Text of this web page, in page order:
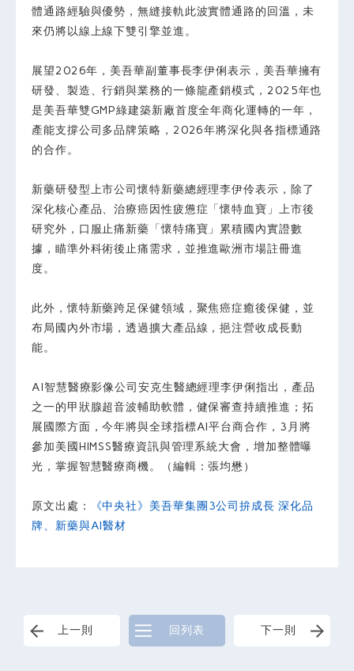
體通路經驗與優勢，無縫接軌此波實體通路的回溫，未
來仍將以線上線下雙引擎並進。
展望2026年，美吾華副董事長李伊俐表示，美吾華擁有
研發、製造、行銷與業務的一條龍產銷模式，2025年也
是美吾華雙GMP綠建築新廠首度全年商化運轉的一年，
產能支撐公司多品牌策略，2026年將深化與各指標通路
的合作。
新藥研發型上市公司懷特新藥總經理李伊伶表示，除了
深化核心產品、治療癌因性疲憊症「懷特血寶」上市後
研究外，口服止痛新藥「懷特痛寶」累積國內實證數
據，瞄準外科術後止痛需求，並推進歐洲市場註冊進
度。
此外，懷特新藥跨足保健領域，聚焦癌症癒後保健，並
布局國內外市場，透過擴大產品線，挹注營收成長動
能。
AI智慧醫療影像公司安克生醫總經理李伊俐指出，產品
之一的甲狀腺超音波輔助軟體，健保審查持續推進；拓
展國際方面，今年將與全球指標AI平台商合作，3月將
參加美國HIMSS醫療資訊與管理系統大會，增加整體曝
光，掌握智慧醫療商機。（編輯：張均懋）
原文出處：
《中央社》美吾華集團3公司拚成長 深化品
牌、新藥與AI醫材
上一則 回列表 下一則